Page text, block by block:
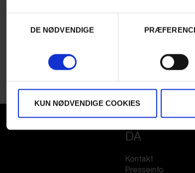
DE NØDVENDIGE
KUN NØDVENDIGE COOKIES
DA
Kontakt
Presseinfo